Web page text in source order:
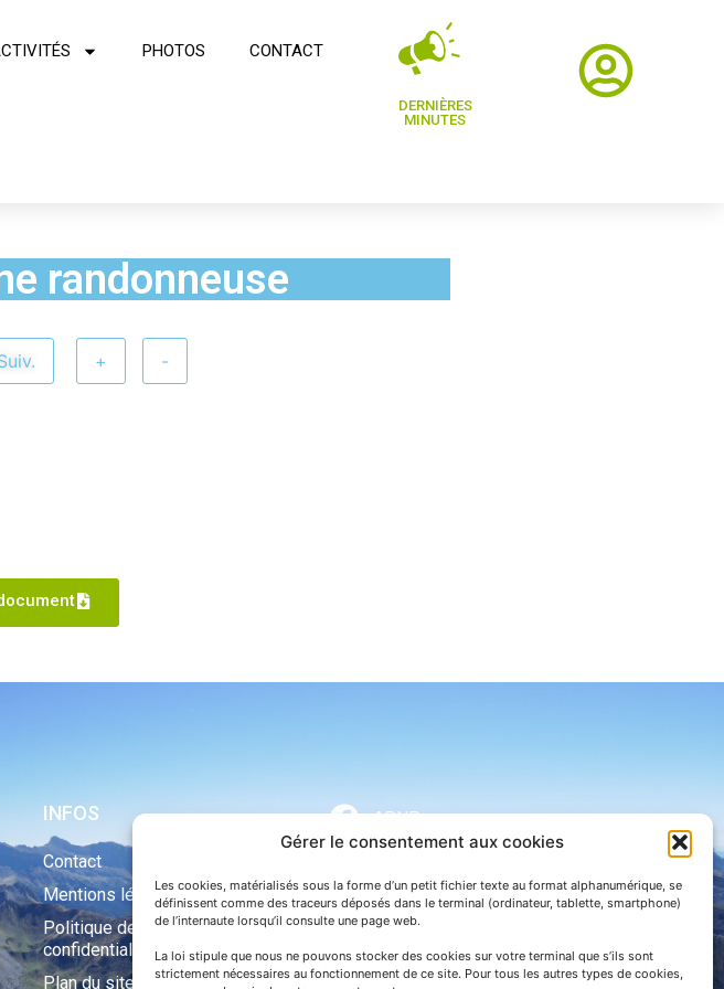
Gérer le consentement aux cookies
Les cookies, matérialisés sous la forme d’un petit fichier texte au format alphanumérique, se
définissent comme des traceurs déposés dans le terminal (ordinateur, tablette, smartphone)
de l’internaute lorsqu’il consulte une page web.
La loi stipule que nous ne pouvons stocker des cookies sur votre terminal que s’ils sont
strictement nécessaires au fonctionnement de ce site. Pour tous les autres types de cookies,
PHOTOS CONTACT
DERNIÈRES
MINUTES
randonneuse
+ -
INFOS
Contact
Mentions légales
Politique de
confidentialité
Plan du site
APNP
Parc national des Pyrénées